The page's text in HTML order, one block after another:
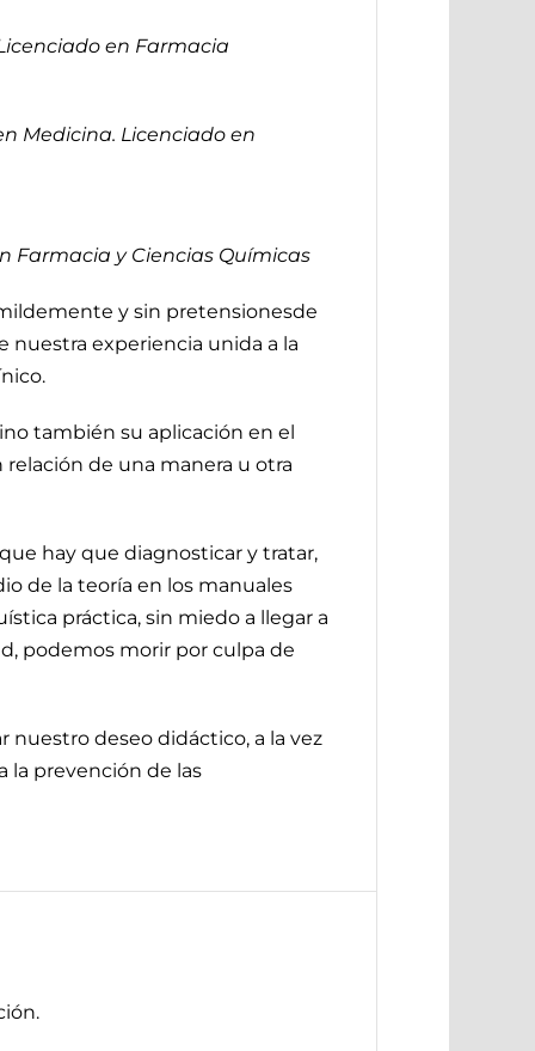
en Farmacia
Medicina. Licenciado en
Farmacia y Ciencias Químicas
y sin pretensionesde
experiencia unida a la
también su aplicación en el
de una manera u otra
hay que diagnosticar y tratar,
de la teoría en los manuales
práctica, sin miedo a llegar a
podemos morir por culpa de
nuestro deseo didáctico, a la vez
la prevención de las